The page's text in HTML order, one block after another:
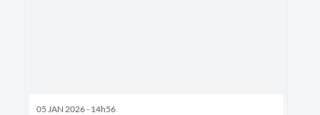
05 JAN 2026 - 14h56